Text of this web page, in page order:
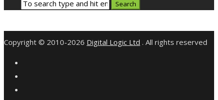
Copyright © 2010-2026 Digital Logic Ltd . All rights reserved